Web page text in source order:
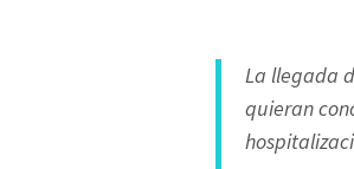
La llegada
quieran